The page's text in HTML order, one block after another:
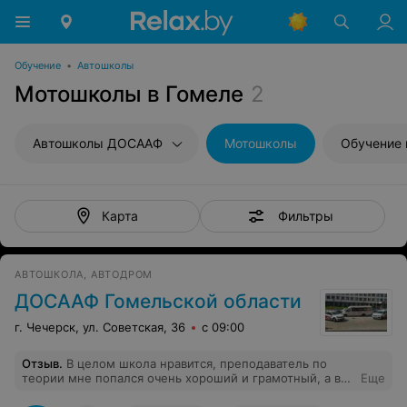
Обучение • Автошколы
Мотошколы в Гомеле 2
Автошколы ДОСААФ Мотошколы Обучение
Карта Фильтры
АВТОШКОЛА, АВТОДРОМ
ДОСААФ Гомельской области
г. Чечерск, ул. Советская, 36 с 09:00
Отзыв. В целом школа нравится, преподаватель по
теории мне попался очень хороший и грамотный, а вот
Еще